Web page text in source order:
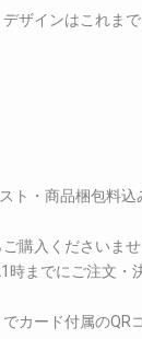
ザインはこれま
ト・商品梱包料込
購入くださいませ
までにご注文・
カード付属のQR